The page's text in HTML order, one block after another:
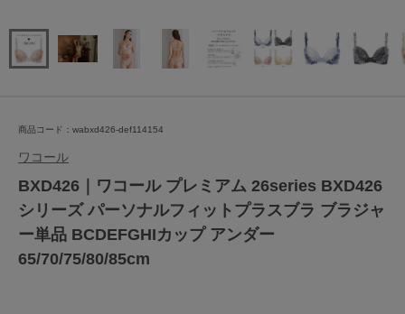
商品コード：wabxd426-def114154
ワコール
BXD426｜ワコール プレミアム 26series BXD426
シリーズ パーソナルフィットプラスブラ ブラジャ
ー単品 BCDEFGHIカップ アンダー
65/70/75/80/85cm